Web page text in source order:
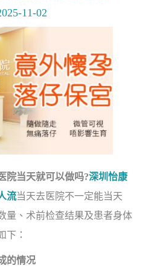
11-02
院当天就可以做吗?深圳怡康
流当天去医院不一定能当天
量、术前检查结果及患者身体
下：
的情况